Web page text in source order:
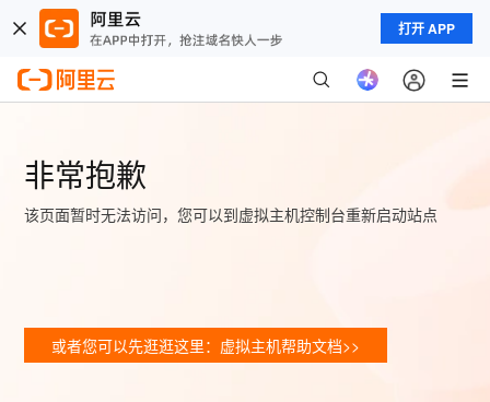
打开 APP
非常抱歉
该页面暂时无法访问，您可以到虚拟主机控制台重新启动站点
或者您可以先逛逛这里：虚拟主机帮助文档>>